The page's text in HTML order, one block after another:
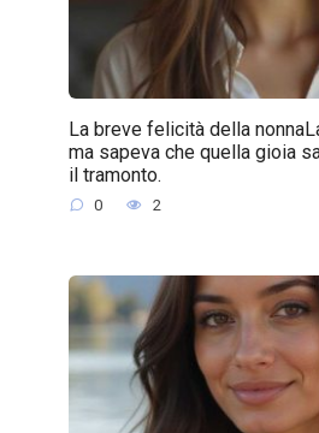
La breve felicità della
ma sapeva che quella gioia
il tramonto.
0 2